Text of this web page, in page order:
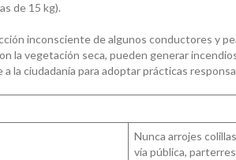
de 15 kg).
inconsciente de algunos conductores y
la vegetación seca, pueden generar
a la ciudadanía para adoptar prácticas
Nunca arrojes
vía pública,